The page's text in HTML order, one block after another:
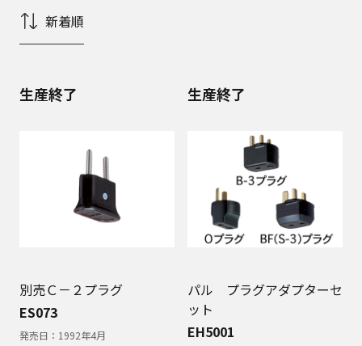
新着順
生産終了
別売Ｃ－２プラグ
ES073
発売日： 1992年4月
生産終了
パル プラグアダプターセ
ット
EH5001